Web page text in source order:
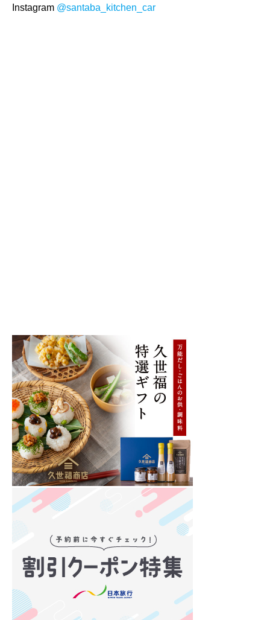
Instagram @santaba_kitchen_car